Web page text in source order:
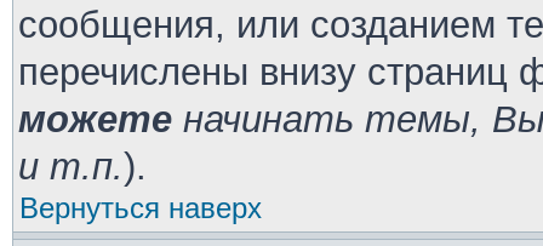
сообщения, или созданием
перечислены внизу страниц
можете начинать темы,
и т.п.).
Вернуться наверх